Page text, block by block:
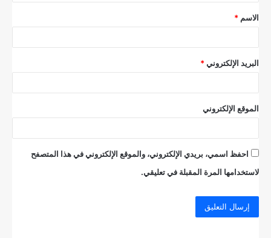
ق
*
الاسم *
البريد الإلكتروني *
الموقع الإلكتروني
احفظ اسمي، بريدي الإلكتروني، والموقع الإلكتروني في هذا المتصفح
لاستخدامها المرة المقبلة في تعليقي.